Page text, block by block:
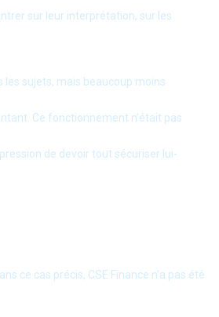
sur leur interprétation, sur les
sujets, mais beaucoup moins
Ce fonctionnement n’était pas
de devoir tout sécuriser lui-
ce cas précis, CSE Finance n’a pas été